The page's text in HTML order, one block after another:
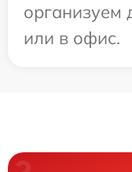
организуем
или в офис.